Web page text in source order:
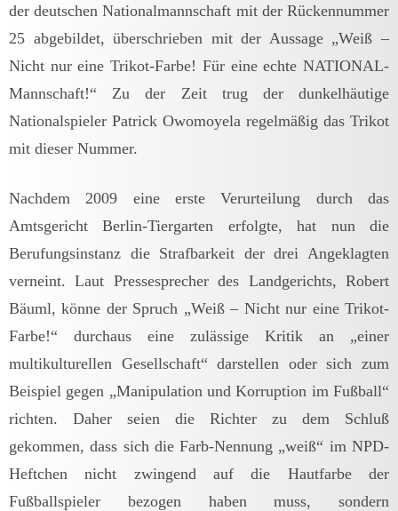
der deutschen Nationalmannschaft mit der Rückennummer
25 abgebildet, überschrieben mit der Aussage „Weiß –
Nicht nur eine Trikot-Farbe! Für eine echte NATIONAL-
Mannschaft!“ Zu der Zeit trug der dunkelhäutige
Nationalspieler Patrick Owomoyela regelmäßig das Trikot
mit dieser Nummer.
Nachdem 2009 eine erste Verurteilung durch das
Amtsgericht Berlin-Tiergarten erfolgte, hat nun die
Berufungsinstanz die Strafbarkeit der drei Angeklagten
verneint. Laut Pressesprecher des Landgerichts, Robert
Bäuml, könne der Spruch „Weiß – Nicht nur eine Trikot-
Farbe!“ durchaus eine zulässige Kritik an „einer
multikulturellen Gesellschaft“ darstellen oder sich zum
Beispiel gegen „Manipulation und Korruption im Fußball“
richten. Daher seien die Richter zu dem Schluß
gekommen, dass sich die Farb-Nennung „weiß“ im NPD-
Heftchen nicht zwingend auf die Hautfarbe der
Fußballspieler bezogen haben muss, sondern